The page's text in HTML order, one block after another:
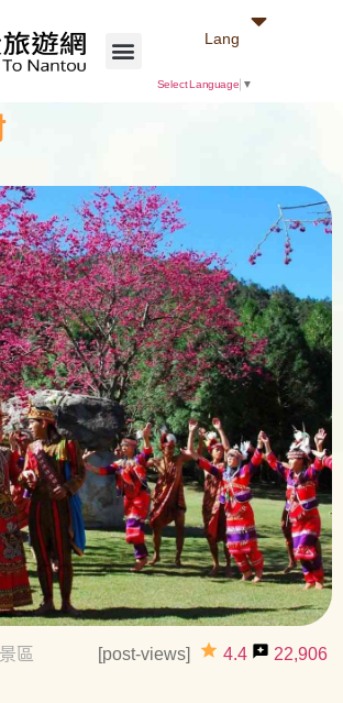
Lang
Select Language ▼
區 [post-views] grade 4.4 reviews 22,906